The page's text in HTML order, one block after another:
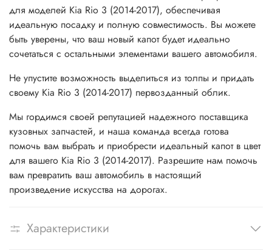
для моделей Kia Rio 3 (2014-2017), обеспечивая
идеальную посадку и полную совместимость. Вы можете
быть уверены, что ваш новый капот будет идеально
сочетаться с остальными элементами вашего автомобиля.
Не упустите возможность выделиться из толпы и придать
своему Kia Rio 3 (2014-2017) первозданный облик.
Мы гордимся своей репутацией надежного поставщика
кузовных запчастей, и наша команда всегда готова
помочь вам выбрать и приобрести идеальный капот в цвет
для вашего Kia Rio 3 (2014-2017). Разрешите нам помочь
вам превратить ваш автомобиль в настоящий
произведение искусства на дорогах.
Характеристики